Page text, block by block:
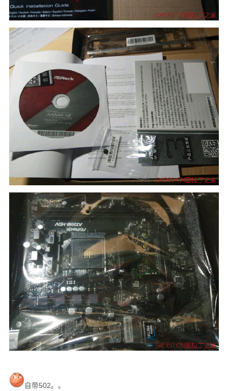
自带502。。